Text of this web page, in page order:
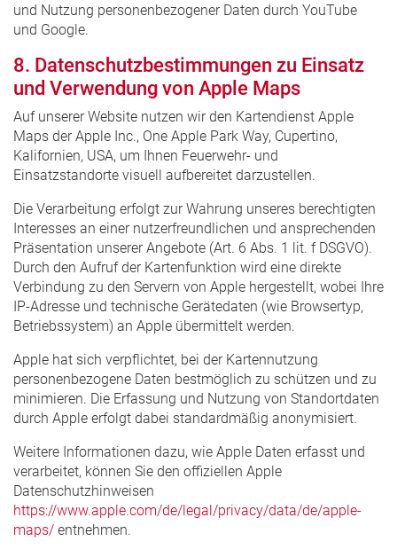
und Nutzung personenbezogener Daten durch YouTube
und Google.
8. Datenschutzbestimmungen zu Einsatz
und Verwendung von Apple Maps
Auf unserer Website nutzen wir den Kartendienst Apple
Maps der Apple Inc., One Apple Park Way, Cupertino,
Kalifornien, USA, um Ihnen Feuerwehr- und
Einsatzstandorte visuell aufbereitet darzustellen.
Die Verarbeitung erfolgt zur Wahrung unseres berechtigten
Interesses an einer nutzerfreundlichen und ansprechenden
Präsentation unserer Angebote (Art. 6 Abs. 1 lit. f DSGVO).
Durch den Aufruf der Kartenfunktion wird eine direkte
Verbindung zu den Servern von Apple hergestellt, wobei Ihre
IP-Adresse und technische Gerätedaten (wie Browsertyp,
Betriebssystem) an Apple übermittelt werden.
Apple hat sich verpflichtet, bei der Kartennutzung
personenbezogene Daten bestmöglich zu schützen und zu
minimieren. Die Erfassung und Nutzung von Standortdaten
durch Apple erfolgt dabei standardmäßig anonymisiert.
Weitere Informationen dazu, wie Apple Daten erfasst und
verarbeitet, können Sie den offiziellen Apple
Datenschutzhinweisen
https://www.apple.com/de/legal/privacy/data/de/apple-
maps/ entnehmen.